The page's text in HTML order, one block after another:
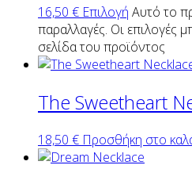
16,50 € Επιλογή Αυτό το
παραλλαγές. Οι επιλογές
σελίδα του προϊόντος
The Sweetheart
18,50 € Προσθήκη στο